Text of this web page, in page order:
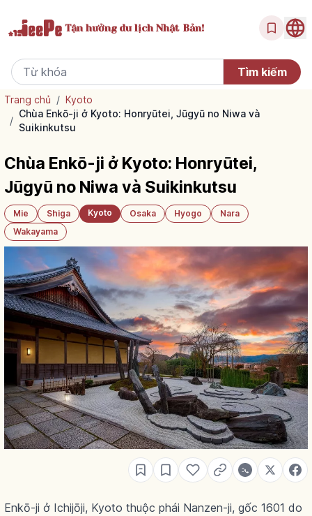
Tận hưởngdu lịch Nhật Bản!
Trang chủ / Kyoto
/
Chùa Enkō-ji ở Kyoto: Honryūtei, Jūgyū no Niwa và
Suikinkutsu
Chùa Enkō-ji ở Kyoto: Honryūtei,
Jūgyū no Niwa và Suikinkutsu
Mie Shiga Kyoto Osaka Hyogo
Nara
Wakayama
Enkō-ji ở Ichijōji, Kyoto thuộc phái Nanzen-ji, gốc 1601 do